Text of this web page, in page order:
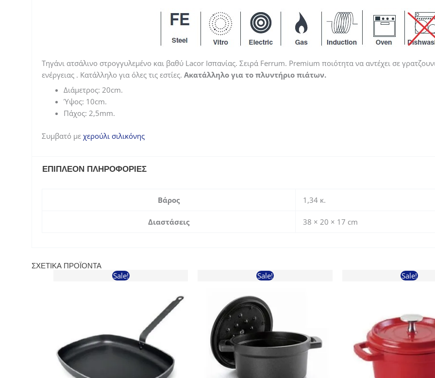
Τηγάνι ατσάλινο στρογγυλεμένο και βαθύ Lacor Ισπανίας. Σειρά Ferrum. Premium ποιότητα να αντέχει σε
ενέργειας . Κατάλληλο για όλες τις εστίες. Ακατάλληλο για το πλυντήριο πιάτων.
Διάμετρος: 20cm.
Ύψος: 10cm.
Πάχος: 2,5mm.
Συμβατό με χερούλι σιλικόνης
ΕΠΙΠΛΈΟΝ ΠΛΗΡΟΦΟΡΊΕΣ
Βάρος 1,34 κ.
Διαστάσεις 38 × 20 × 17 cm
ΣΧΕΤΙΚΆ ΠΡΟΪΌΝΤΑ
Sale! Sale! Sale!